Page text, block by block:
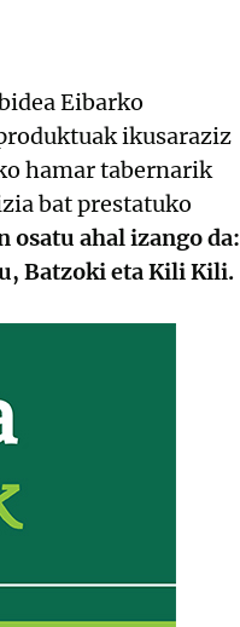
Eibarko
ikusaraziz
hamar tabernarik
bat prestatuko
osatu ahal izango da:
Batzoki eta Kili Kili.